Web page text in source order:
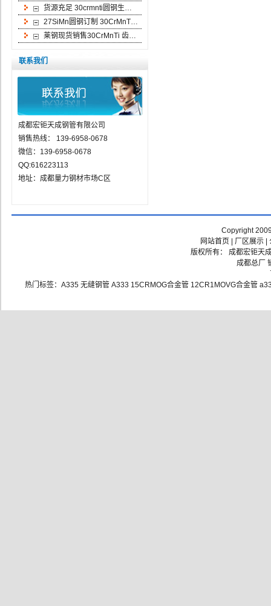
货源充足 30crmnti圆钢生…
27SiMn圆钢订制 30CrMnT…
莱钢现货销售30CrMnTi 齿…
联系我们
成都宏钜天成钢管有限公司
销售热线： 139-6958-0678
微信：139-6958-0678
QQ:616223113
地址：成都量力钢材市场C区
Copyright
网站首页
厂区展示|
版权所有： 成都宏钜天
成都总厂
热门标签： A335 无缝钢管 A333 15CRMOG合金管 12CR1MOVG合金管